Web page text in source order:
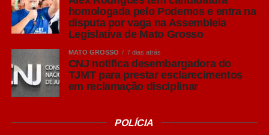
“A sanidade é um dos maiores patrimônios da
suinocultura brasileira e precisa ser preservada
diariamente dentro das granjas. Trazer esse debate para
o Simpósio permite que nossos produtores tenham
acesso às melhores práticas e entendam que, muitas
vezes, melhorias no manejo, no planejamento da
produção em lotes e no cumprimento do vazio sanitário
geram ganhos expressivos em produtividade e
homologada pelo Podemos e entra na
disputa por vaga na Assembleia
Legislativa de Mato Grosso
MATO GROSSO 7 dias atrás
CNJ notifica desembargadora do
TJMT para prestar esclarecimentos
em reclamação disciplinar
POLÍCIA